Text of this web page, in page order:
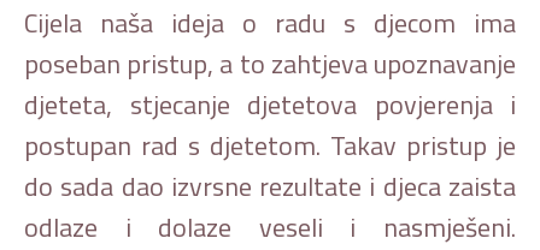
Cijela naša ideja o radu s djecom ima
poseban pristup, a to zahtjeva upoznavanje
djeteta, stjecanje djetetova povjerenja i
postupan rad s djetetom. Takav pristup je
do sada dao izvrsne rezultate i djeca zaista
odlaze i dolaze veseli i nasmješeni.